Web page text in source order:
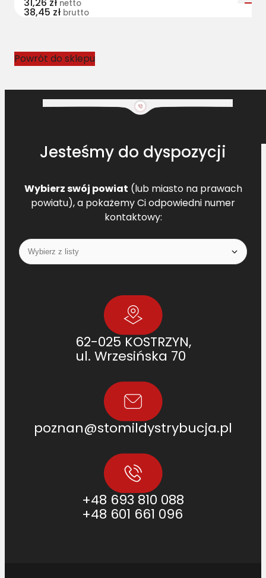
3
0
0
31,26 zł netto
38,45 zł brutto
Powrót do sklepu
Jesteśmy do dyspozycji
Wybierz swój powiat (lub miasto na prawach
powiatu), a pokażemy Ci odpowiedni numer
kontaktowy:
62-025 KOSTRZYN,
ul. Wrzesińska 70
poznan@stomildystrybucja.pl
+48 693 810 088
+48 601 661 096